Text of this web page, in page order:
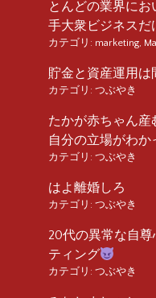
とんどの業界に
手大衆ビジネスだ
カテゴリ: marketing,
貯金と資産運用は
カテゴリ: つぶやき
たかが赤ちゃん産
自分の立場がわか
カテゴリ: つぶやき
はよ離婚しろ
カテゴリ: つぶやき
20代の異常な自
ティング
カテゴリ: つぶやき